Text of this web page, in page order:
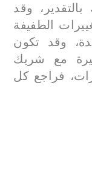
وقد
الطفيفة
وقد تكون
مع شريك
فراجع كل